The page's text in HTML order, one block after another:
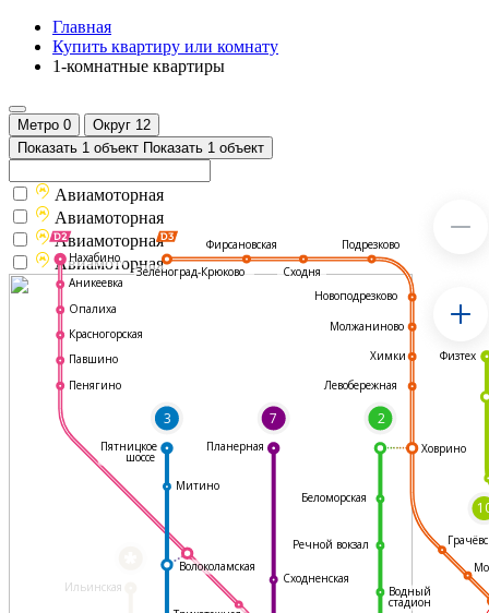
Главная
Купить квартиру или комнату
1-комнатные квартиры
Метро 0 Округ 12
Показать 1 объект Показать 1 объект
Ильинская
3 7 2
Фирсановская
Сходня
Подрезково
Новоподрезково
Молжаниново
Химки
Левобережная
Ховрино
Водный
стадион
Сходненская
Волоколамская
Митино
Нахабино
Аникеевка
Опалиха
Красногорская
Павшино
Пенягино
Пятницкое
шоссе
Планерная
Физтех
Речной вокзал
Беломорская
Зеленоград-Крюково
Авиамоторная
Авиамоторная
Авиамоторная
Авиамоторная